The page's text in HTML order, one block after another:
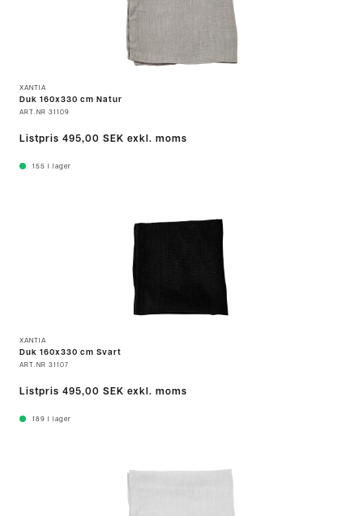
XANTIA
Duk 160x330 cm Natur
ART.NR 31109
Listpris 495,00 SEK exkl. moms
155 I lager
XANTIA
Duk 160x330 cm Svart
ART.NR 31107
Listpris 495,00 SEK exkl. moms
189 I lager